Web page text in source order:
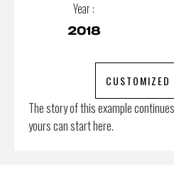
Year :
2018
CUSTOMIZED
The story of this example
yours can start here.